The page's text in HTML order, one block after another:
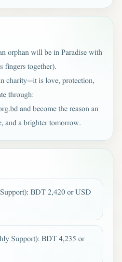
orphan will be in Paradise with
fingers together).
charity—it is love, protection,
through:
and become the reason an
and a brighter tomorrow.
BDT 2,420 or USD
Support): BDT 4,235 or